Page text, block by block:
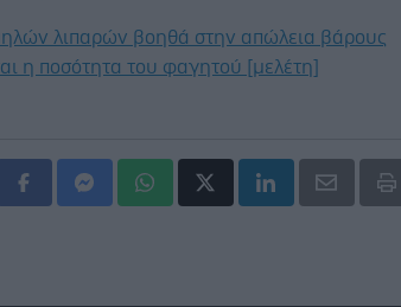
λιπαρών βοηθά στην απώλεια βάρους
η ποσότητα του φαγητού [μελέτη]